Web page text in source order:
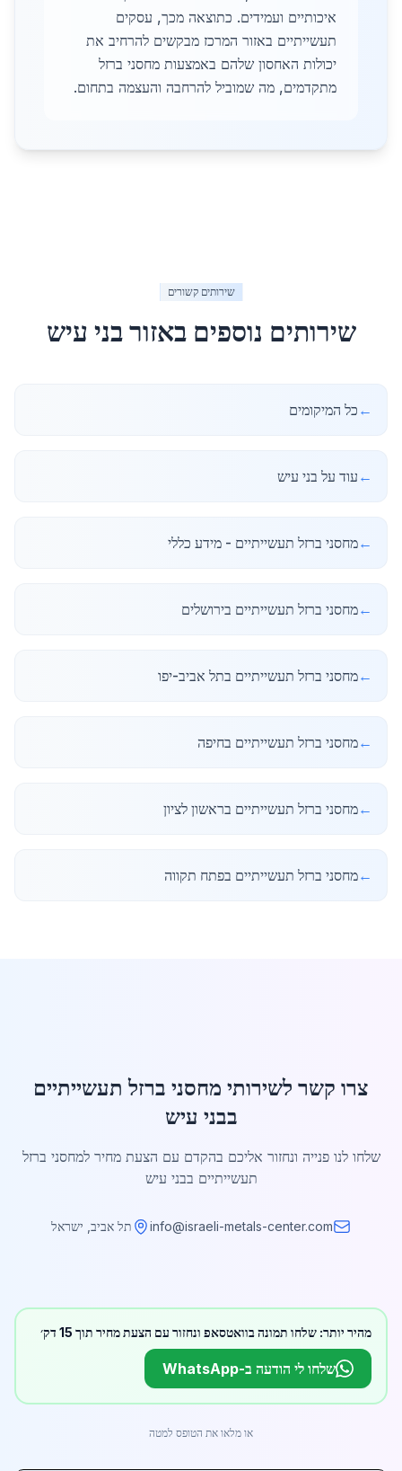
איכותיים ועמידים. כתוצאה מכך, עסקים
תעשייתיים באזור המרכז מבקשים להרחיב את
יכולות האחסון שלהם באמצעות מחסני ברזל
מתקדמים, מה שמוביל להרחבה והעצמה בתחום.
שירותים קשורים
שירותים נוספים באזורבני עיש
← כל המיקומים
← עוד על בני עיש
←מחסני ברזל תעשייתיים - מידע כללי
←מחסני ברזל תעשייתיים בירושלים
←מחסני ברזל תעשייתיים בתל אביב-יפו
←מחסני ברזל תעשייתיים בחיפה
←מחסני ברזל תעשייתיים בראשון לציון
←מחסני ברזל תעשייתיים בפתח תקווה
צרו קשר לשירותי מחסני ברזל תעשייתיים
בבני עיש
שלחו לנו פנייה ונחזור אליכם בהקדם עם הצעת מחיר למחסני ברזל
תעשייתיים בבני עיש
info@israeli-metals-center.com תל אביב, ישראל
מהיר יותר: שלחו תמונה בוואטסאפ ונחזור עם הצעת מחיר תוך 15 דק׳
שלחו לי הודעה ב-WhatsApp
או מלאו את הטופס למטה